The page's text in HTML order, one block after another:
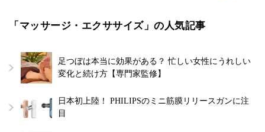
「マッサージ・エクササイズ」の人気記事
足つぼは本当に効果がある？ 忙しい女性にうれしい
変化と続け方【専門家監修】
日本初上陸！ PHILIPSのミニ筋膜リリースガンに注
目